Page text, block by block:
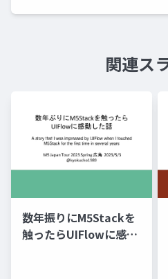
関連ス
数年振りにM5Stackを
触ったらUIFlowに感動